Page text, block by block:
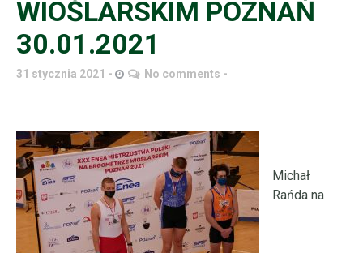
WIOŚLARSKIM POZNAŃ
30.01.2021
31 stycznia 2021 No comments
Michał
Rańda na